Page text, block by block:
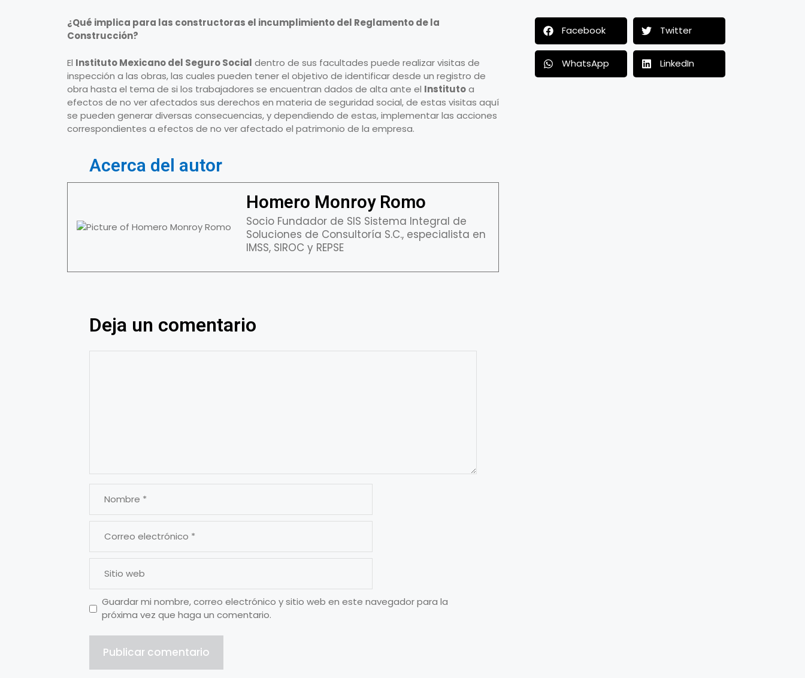
¿Qué implica para las constructoras el incumplimiento del Reglamento de la
Construcción?
El Instituto Mexicano del Seguro Social dentro de sus facultades puede realizar visitas de
inspección a las obras, las cuales pueden tener el objetivo de identificar desde un registro de
obra hasta el tema de si los trabajadores se encuentran dados de alta ante el Institutoa
efectos de no ver afectados sus derechos en materia de seguridad social, de estas visitas aquí
se pueden generar diversas consecuencias, y dependiendo de estas, implementar las acciones
correspondientes a efectos de no ver afectado el patrimonio de la empresa.
Acerca del autor
Homero Monroy Romo
Socio Fundador de SIS Sistema Integral de
Soluciones de Consultoría S.C., especialista en
IMSS, SIROC y REPSE
Deja un comentario
Guardar mi nombre, correo electrónico y sitio web en este navegador para la
próxima vez que haga un comentario.
Facebook Twitter
WhatsApp LinkedIn